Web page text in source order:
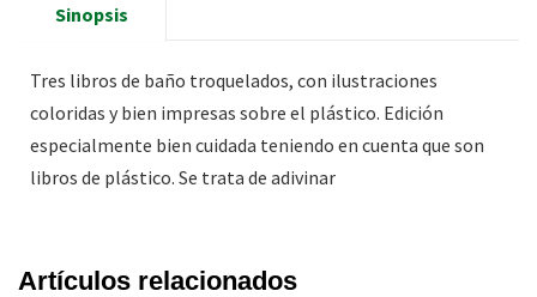
Sinopsis
Tres libros de baño troquelados, con ilustraciones
coloridas y bien impresas sobre el plástico. Edición
especialmente bien cuidada teniendo en cuenta que son
libros de plástico. Se trata de adivinar
Artículos relacionados